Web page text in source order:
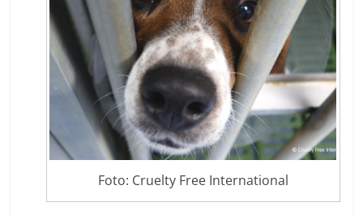
Foto: Cruelty Free International